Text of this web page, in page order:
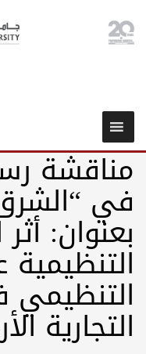
مناقشة
في
بعنوان:
التنظيمية
التنظيمي
التجارية